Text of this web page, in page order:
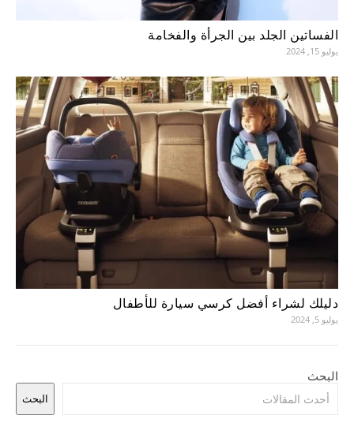
الفساتين الجلد بين الجرأة والفخامة
يوليو 15, 2024
دليلك لشراء أفضل كرسي سيارة للأطفال
يوليو 5, 2024
البحث
البحث